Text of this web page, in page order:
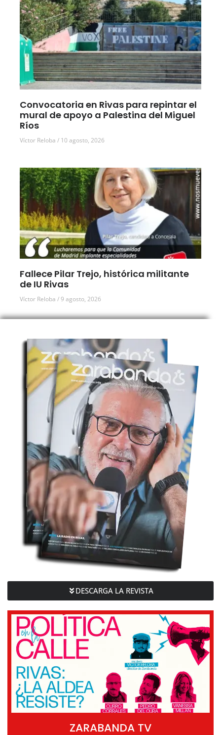
Convocatoria en Rivas para repintar el
mural de apoyo a Palestina del Miguel
Ríos
Víctor Reloba 10 agosto, 2026
Fallece Pilar Trejo, histórica militante
de IU Rivas
Víctor Reloba 9 agosto, 2026
DESCARGA LA REVISTA
ZARABANDA TV